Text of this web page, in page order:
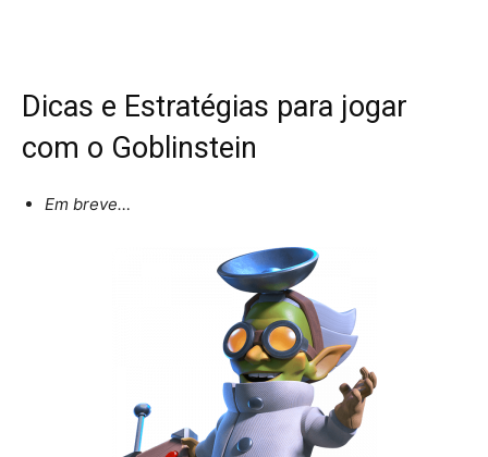
Dicas e Estratégias para jogar
com o Goblinstein
Em breve…